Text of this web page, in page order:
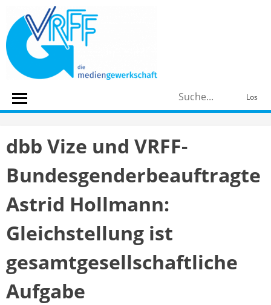
content
Los
dbb Vize und VRFF-
Bundesgenderbeauftragte
Astrid Hollmann:
Gleichstellung ist
gesamtgesellschaftliche
Aufgabe